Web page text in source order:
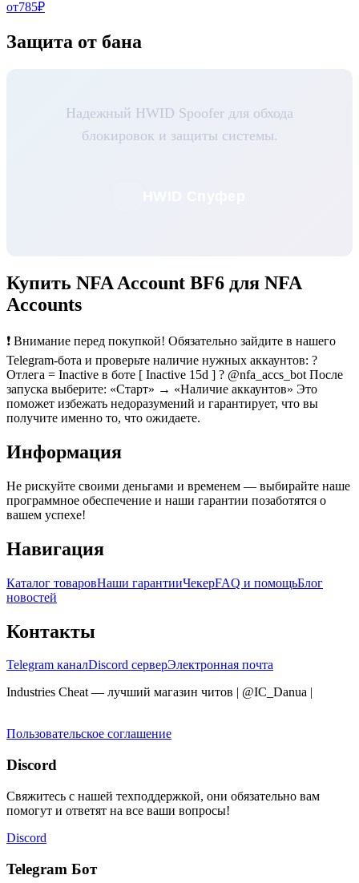
от785₽
Защита от бана
Надежный HWID Spoofer для обхода
блокировок и защиты системы.
Купить NFA Account BF6 для NFA
Accounts
❗️ Внимание перед покупкой! Обязательно зайдите в нашего
Telegram-бота и проверьте наличие нужных аккаунтов: ?
Отлега = Inactive в боте [ Inactive 15d ] ? @nfa_accs_bot После
запуска выберите: «Старт» → «Наличие аккаунтов» Это
поможет избежать недоразумений и гарантирует, что вы
получите именно то, что ожидаете.
Информация
Не рискуйте своими деньгами и временем — выбирайте наше
программное обеспечение и наши гарантии позаботятся о
вашем успехе!
Навигация
Каталог товаровНаши гарантииЧекерFAQ и помощьБлог
новостей
Контакты
Telegram каналDiscord серверЭлектронная почта
Industries Cheat — лучший магазин читов | @IC_Danua |
Пользовательское соглашение
Discord
Свяжитесь с нашей техподдержкой, они обязательно вам
помогут и ответят на все ваши вопросы!
Discord
Telegram Бот